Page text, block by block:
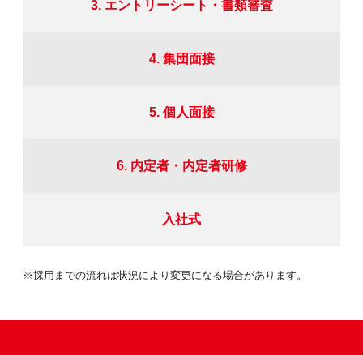
3. エントリーシート・書類審査
4. 集団面接
5. 個人面接
6. 内定者・内定者研修
入社式
※採用までの流れは状況により変更になる場合があります。